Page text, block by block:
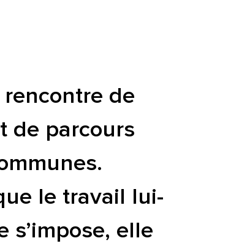
de
de parcours
le travail lui-
s’impose, elle